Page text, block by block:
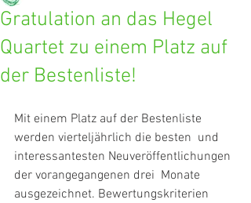
Gratulation an das Hegel
Quartet zu einem Platz auf
der Bestenliste!
Mit einem Platz auf der Bestenliste
werden vierteljährlich die besten  und
interessantesten Neuveröffentlichungen
der vorangegangenen drei  Monate
ausgezeichnet. Bewertungskriterien